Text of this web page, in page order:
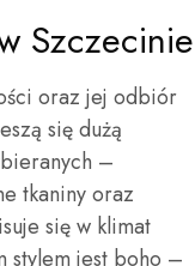
Szczecinie
oraz jej odbiór
się dużą
–
tkaniny oraz
się w klimat
stylem jest boho –